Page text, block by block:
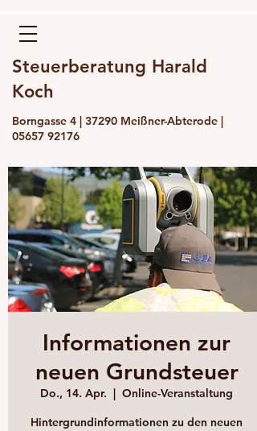
Steuerberatung Harald
Koch
Borngasse 4 | 37290 Meißner-Abterode |
05657 92176
Informationen zur
neuen Grundsteuer
Do., 14. Apr.
  |
Online-Veranstaltung
Hintergrundinformationen zu den neuen